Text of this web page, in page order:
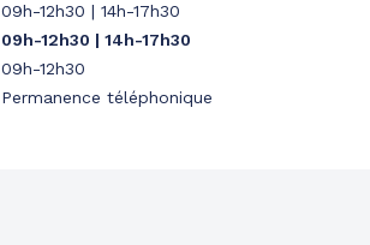
09h-12h30 | 14h-17h30
09h-12h30 | 14h-17h30
09h-12h30
Permanence téléphonique